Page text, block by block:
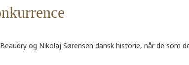
og Nikolaj Sørensen dansk historie, når de